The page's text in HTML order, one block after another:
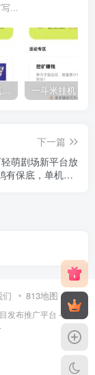
...
一斗米《视频号》点赞赚钱，马上大爆发
下一篇
萌剧场新平台放
有保底，单机20-
们 813地图
发布推广平台 - 813